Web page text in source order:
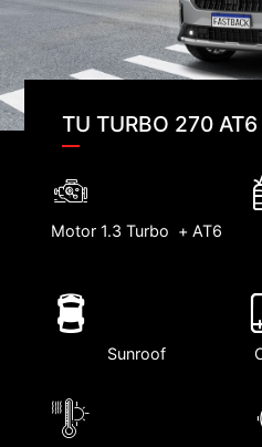
TU TURBO 270
Motor 1.3 Turbo + AT6
Sunroof